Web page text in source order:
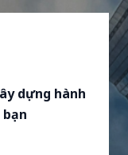
dựng hành